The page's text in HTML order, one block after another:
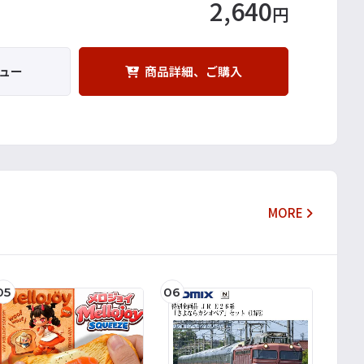
2,640円
ー 商品詳細、ご購入
MORE